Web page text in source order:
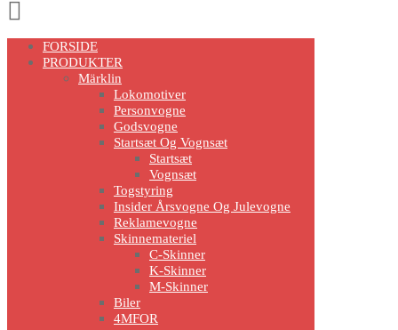
UpFORSIDE
PRODUKTER
Märklin
Lokomotiver
Personvogne
Godsvogne
Startsæt Og Vognsæt
Startsæt
Vognsæt
Togstyring
Insider Årsvogne Og Julevogne
Reklamevogne
Skinnemateriel
C-Skinner
K-Skinner
M-Skinner
Biler
4MFOR